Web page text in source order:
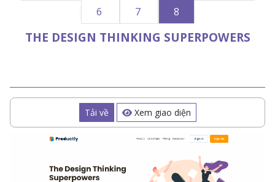
6
7 8
THE DESIGN THINKING SUPERPOWERS
Tải về Xem giao diện